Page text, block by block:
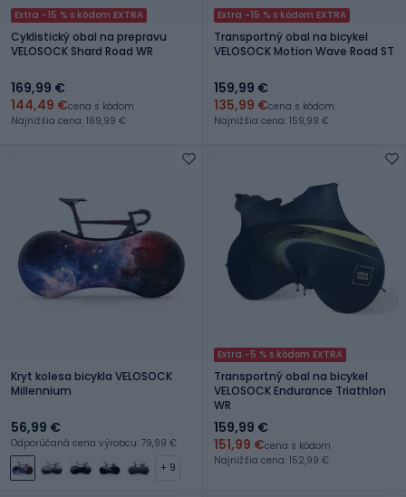
Extra -15 % s kódom EXTRA
Cyklistický obal na prepravu
VELOSOCK Shard Road WR
169,99 €
144,49 €cena s kódom
Najnižšia cena: 169,99 €
Extra -15 % s kódom EXTRA
Transportný obal na bicykel
VELOSOCK Motion Wave Road ST
159,99 €
135,99 €cena s kódom
Najnižšia cena: 159,99 €
Kryt kolesa bicykla VELOSOCK
Millennium
56,99 €
Odporúčaná cena výrobcu: 79,99 €
+ 9
Extra -5 % s kódom EXTRA
Transportný obal na bicykel
VELOSOCK Endurance Triathlon
WR
159,99 €
151,99 €cena s kódom
Najnižšia cena: 152,99 €